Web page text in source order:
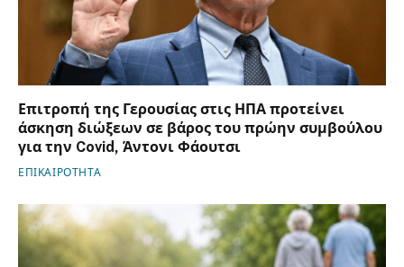
Επιτροπή της Γερουσίας στις ΗΠΑ προτείνει
άσκηση διώξεων σε βάρος του πρώην συμβούλου
για την Covid, Άντονι Φάουτσι
ΕΠΙΚΑΙΡΟΤΗΤΑ